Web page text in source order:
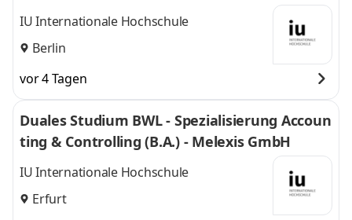
IU Internationale Hochschule
Berlin
vor 4 Tagen
Duales Studium BWL - Spezialisierung Accoun
ting & Controlling (B.A.) - Melexis GmbH
IU Internationale Hochschule
Erfurt